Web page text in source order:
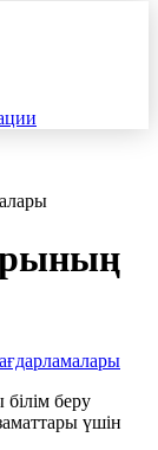
бiлiм беру
үшiн